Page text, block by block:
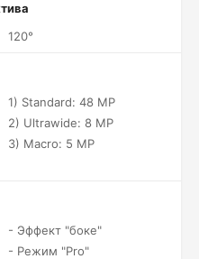
120°
1) Standard: 48 MP
2) Ultrawide: 8 MP
3) Macro: 5 MP
- Эффект "боке"
- Режим "Pro"